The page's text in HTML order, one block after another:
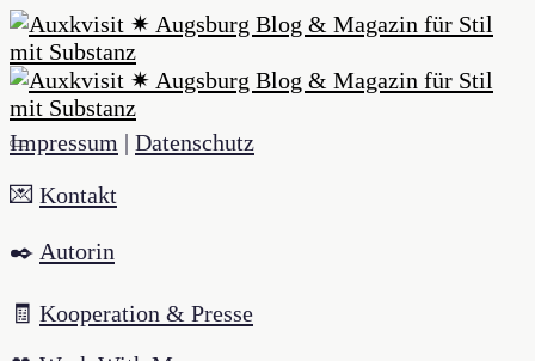
Impressum | Datenschutz
💌 Kontakt
✒️ Autorin
🧾 Kooperation & Presse